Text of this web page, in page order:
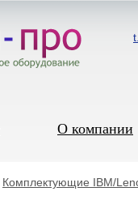
О компании
Комплектующие IBM/